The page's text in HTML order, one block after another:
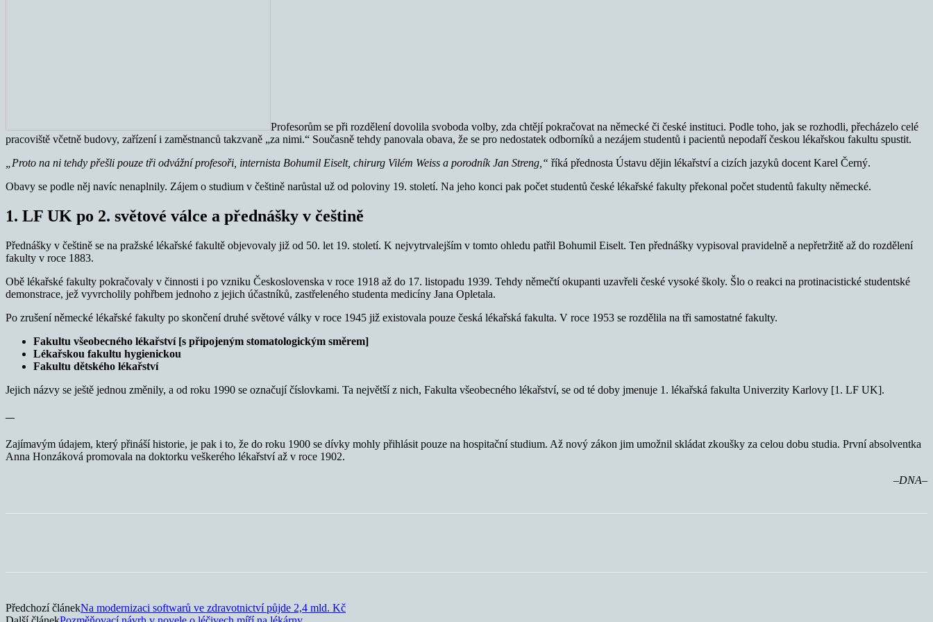
Profesorům se při rozdělení dovolila svoboda volby, zda chtějí pokračovat na německé či české instituci. Podle toho, jak se rozhodli, přecházelo celé
pracoviště včetně budovy, zařízení i zaměstnanců takzvaně „za nimi.“ Současně tehdy panovala obava, že se pro nedostatek odborníků a nezájem studentů i pacientů nepodaří českou lékařskou fakultu spustit.
„Proto na ni tehdy přešli pouze tři odvážní profesoři, internista Bohumil Eiselt, chirurg Vilém Weiss a porodník Jan Streng,“ říká přednosta Ústavu dějin lékařství a cizích jazyků docent Karel Černý.
Obavy se podle něj navíc nenaplnily. Zájem o studium v češtině narůstal už od poloviny 19. století. Na jeho konci pak počet studentů české lékařské fakulty překonal počet studentů fakulty německé.
1. LF UK po 2. světové válce a přednášky v češtině
Přednášky v češtině se na pražské lékařské fakultě objevovaly již od 50. let 19. století. K nejvytrvalejším v tomto ohledu patřil Bohumil Eiselt. Ten přednášky vypisoval pravidelně a nepřetržitě až do rozdělení
fakulty v roce 1883.
Obě lékařské fakulty pokračovaly v činnosti i po vzniku Československa v roce 1918 až do 17. listopadu 1939. Tehdy němečtí okupanti uzavřeli české vysoké školy. Šlo o reakci na protinacistické studentské
demonstrace, jež vyvrcholily pohřbem jednoho z jejich účastníků, zastřeleného studenta medicíny Jana Opletala.
Po zrušení německé lékařské fakulty po skončení druhé světové války v roce 1945 již existovala pouze česká lékařská fakulta. V roce 1953 se rozdělila na tři samostatné fakulty.
Fakultu všeobecného lékařství [s připojeným stomatologickým směrem]
Lékařskou fakultu hygienickou
Fakultu dětského lékařství
Jejich názvy se ještě jednou změnily, a od roku 1990 se označují číslovkami. Ta největší z nich, Fakulta všeobecného lékařství, se od té doby jmenuje 1. lékařská fakulta Univerzity Karlovy [1. LF UK].
—
Zajímavým údajem, který přináší historie, je pak i to, že do roku 1900 se dívky mohly přihlásit pouze na hospitační studium. Až nový zákon jim umožnil skládat zkoušky za celou dobu studia. První absolventka
Anna Honzáková promovala na doktorku veškerého lékařství až v roce 1902.
–DNA–
Předchozí článekNa modernizaci softwarů ve zdravotnictví půjde 2,4 mld. Kč